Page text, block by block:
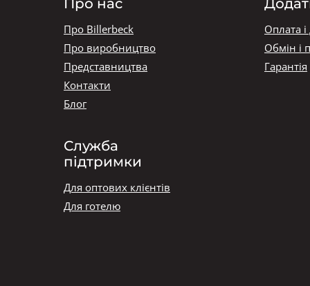
Про Billerbeck
Про виробництво
Представництва
Контакти
Блог
Служба
підтримки
Для оптових клієнтів
Для готелю
Оплата і
Обмін і
Гарантія